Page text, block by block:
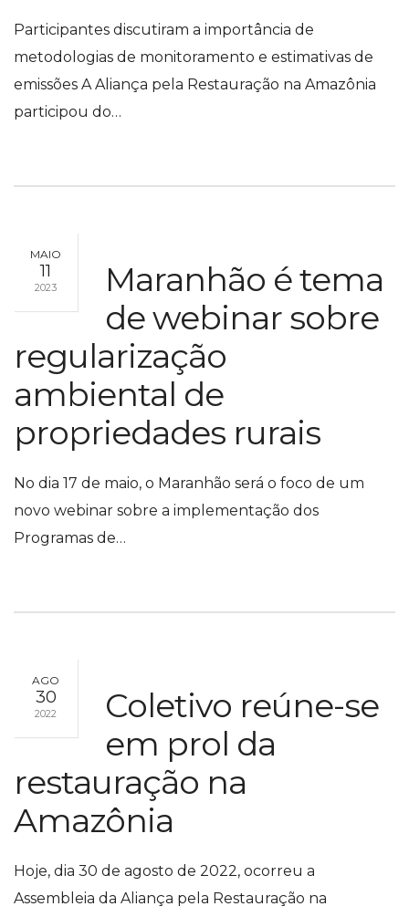
Participantes discutiram a importância de
metodologias de monitoramento e estimativas de
emissões A Aliança pela Restauração na Amazônia
participou do…
MAIO
11
2023
Maranhão é tema
de webinar sobre
regularização
ambiental de
propriedades rurais
No dia 17 de maio, o Maranhão será o foco de um
novo webinar sobre a implementação dos
Programas de…
AGO
30
2022
Coletivo reúne-se
em prol da
restauração na
Amazônia
Hoje, dia 30 de agosto de 2022, ocorreu a
Assembleia da Aliança pela Restauração na